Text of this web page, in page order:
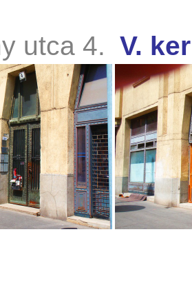
utca 4. V. ker